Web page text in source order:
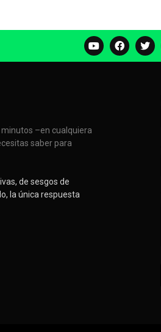
–en cualquiera
saber para
de sesgos de
la única respuesta